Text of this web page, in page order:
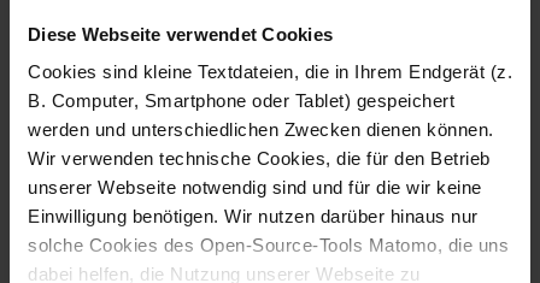
Diese Webseite verwendet Cookies
Cookies sind kleine Textdateien, die in Ihrem Endgerät (z.
B. Computer, Smartphone oder Tablet) gespeichert
werden und unterschiedlichen Zwecken dienen können.
Wir verwenden technische Cookies, die für den Betrieb
unserer Webseite notwendig sind und für die wir keine
Einwilligung benötigen. Wir nutzen darüber hinaus nur
solche Cookies des Open-Source-Tools Matomo, die uns
dabei helfen, die Nutzung unserer Webseite zu
Fotografo: Lorenz
Sternbach
Download
Fotografo: Lorenz
Sternbach
Download